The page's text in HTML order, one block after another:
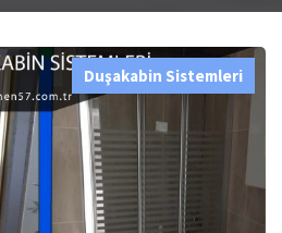
Duşakabin Sistemleri